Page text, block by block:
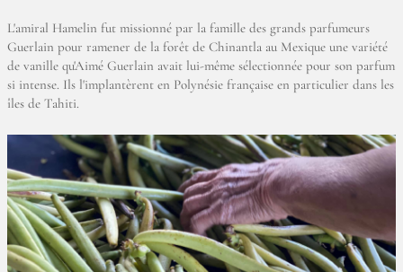
L'amiral Hamelin fut missionné par la famille des grands parfumeurs
Guerlain pour ramener de la forêt de Chinantla au Mexique une variété
de vanille qu'Aimé Guerlain avait lui-même sélectionnée pour son parfum
si intense. Ils l'implantèrent en Polynésie française en particulier dans les
îles de Tahiti.